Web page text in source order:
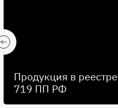
Продукция в реестре
719 ПП РФ